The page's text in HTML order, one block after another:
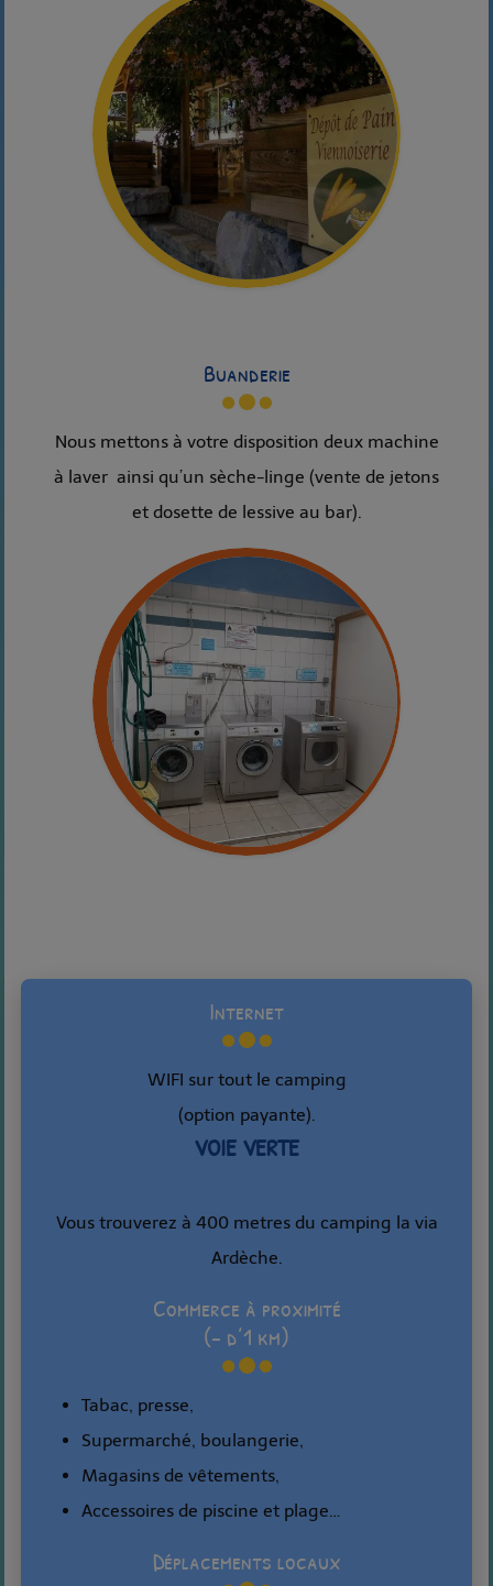
Buanderie
Nous mettons à votre disposition deux machine
à laver ainsi qu’un sèche-linge (vente de jetons
et dosette de lessive au bar).
Internet
WIFI sur tout le camping
(option payante).
VOIE VERTE
Vous trouverez à 400 metres du camping la via
Ardèche.
Commerce à proximité
(- d’1 km)
Tabac, presse,
Supermarché, boulangerie,
Magasins de vêtements,
Accessoires de piscine et plage…
Déplacements locaux